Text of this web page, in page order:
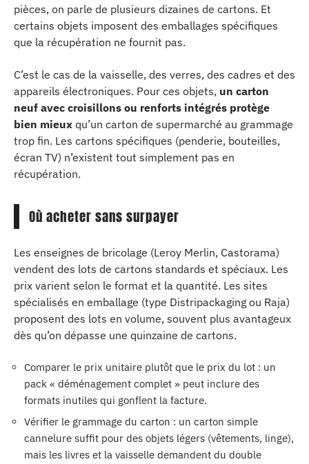
pièces, on parle de plusieurs dizaines de cartons. Et
certains objets imposent des emballages spécifiques
que la récupération ne fournit pas.
C’est le cas de la vaisselle, des verres, des cadres et des
appareils électroniques. Pour ces objets, un carton
neuf avec croisillons ou renforts intégrés protège
bien mieux qu’un carton de supermarché au grammage
trop fin. Les cartons spécifiques (penderie, bouteilles,
écran TV) n’existent tout simplement pas en
récupération.
Où acheter sans surpayer
Les enseignes de bricolage (Leroy Merlin, Castorama)
vendent des lots de cartons standards et spéciaux. Les
prix varient selon le format et la quantité. Les sites
spécialisés en emballage (type Distripackaging ou Raja)
proposent des lots en volume, souvent plus avantageux
dès qu’on dépasse une quinzaine de cartons.
Comparer le prix unitaire plutôt que le prix du lot : un
pack « déménagement complet » peut inclure des
formats inutiles qui gonflent la facture.
Vérifier le grammage du carton : un carton simple
cannelure suffit pour des objets légers (vêtements, linge),
mais les livres et la vaisselle demandent du double